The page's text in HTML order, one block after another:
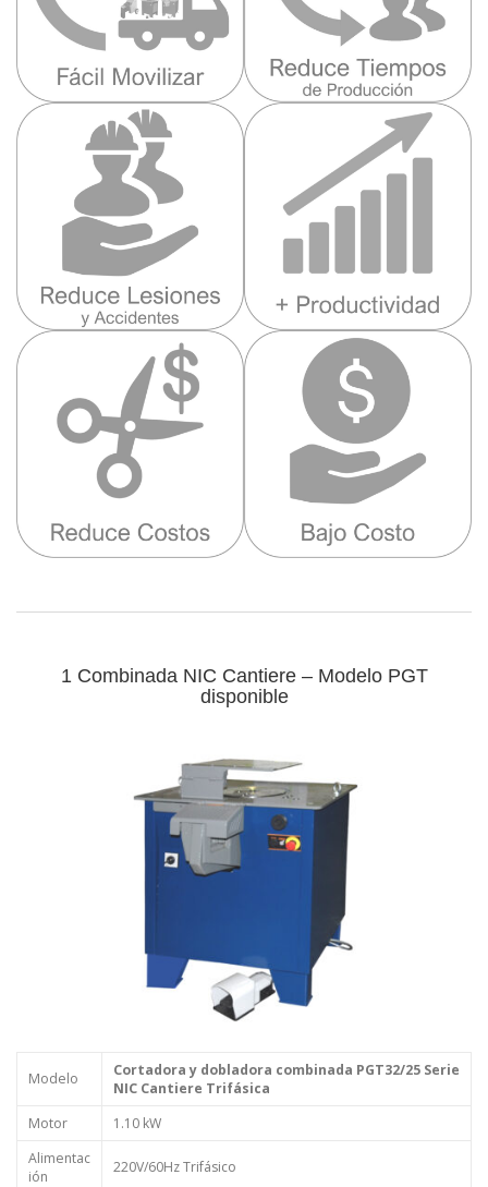
1 Combinada NIC Cantiere – Modelo PGT
disponible
Modelo
Cortadora y dobladora combinada PGT32/25 Serie
NIC Cantiere Trifásica
Motor
1.10 kW
Alimentac
ión
220V/60Hz Trifásico